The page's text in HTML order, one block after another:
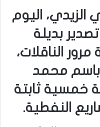
الزيدي، اليوم
تصدير بديلة
الناقلات،
محمد
خمسية ثابتة
النفطية.